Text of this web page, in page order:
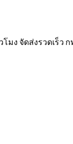
มง จัดส่งรวดเร็